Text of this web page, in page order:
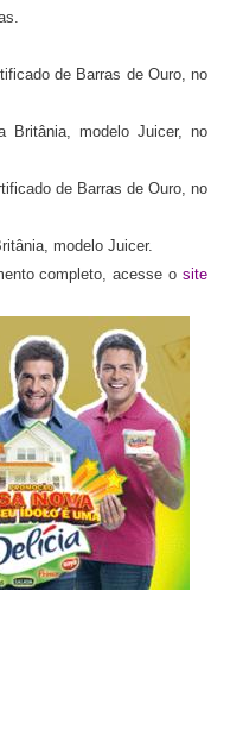
de Barras de Ouro, no
Britânia, modelo Juicer, no
de Barras de Ouro, no
modelo Juicer.
completo, acesse o site